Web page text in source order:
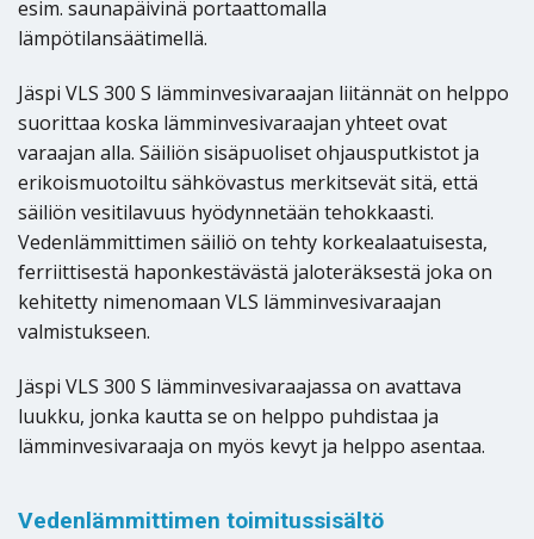
esim. saunapäivinä portaattomalla
lämpötilansäätimellä.
Jäspi VLS 300 S lämminvesivaraajan liitännät on helppo
suorittaa koska lämminvesivaraajan yhteet ovat
varaajan alla. Säiliön sisäpuoliset ohjausputkistot ja
erikoismuotoiltu sähkövastus merkitsevät sitä, että
säiliön vesitilavuus hyödynnetään tehokkaasti.
Vedenlämmittimen säiliö on tehty korkealaatuisesta,
ferriittisestä haponkestävästä jaloteräksestä joka on
kehitetty nimenomaan VLS lämminvesivaraajan
valmistukseen.
Jäspi VLS 300 S lämminvesivaraajassa on avattava
luukku, jonka kautta se on helppo puhdistaa ja
lämminvesivaraaja on myös kevyt ja helppo asentaa.
Vedenlämmittimen toimitussisältö